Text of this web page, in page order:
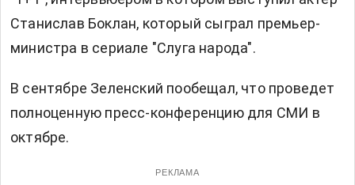
Станислав Боклан, который сыграл премьер-
министра в сериале "Слуга народа".
В сентябре Зеленский пообещал, что проведет
полноценную пресс-конференцию для СМИ в
октябре.
РЕКЛАМА